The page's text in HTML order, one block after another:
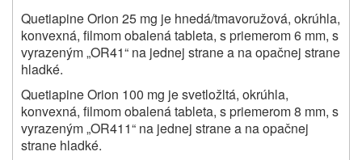
Quetiapine Orion 25 mg je hnedá/tmavoružová, okrúhla,
konvexná, filmom obalená tableta, s priemerom 6 mm, s
vyrazeným „OR41“ na jednej strane a na opačnej strane
hladké.
Quetiapine Orion 100 mg je svetložltá, okrúhla,
konvexná, filmom obalená tableta, s priemerom 8 mm, s
vyrazeným „OR411“ na jednej strane a na opačnej
strane hladké.